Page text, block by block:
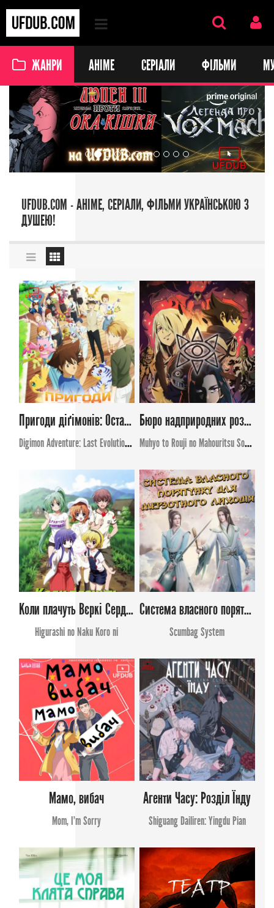
ЖАНРИ АНІМЕ СЕРІАЛИ ФІЛЬМИ
Previous Next
UFDUB.COM - АНІМЕ, СЕРІАЛИ, ФІЛЬМИ УКРАЇНСЬКОЮ З
ДУШЕЮ!
Пригоди діґімонів: Остання еволюція
Digimon Adventure: Last Evolution Kizuna
Бюро надприродних розслідувань Мухьо та Роджі 2
Muhyo to Rouji no Mahouritsu Soudan Jimusho 2
Коли плачуть Вєркі Сердючкі
Higurashi no Naku Koro ni
Система власного порятунку для мерзотного лиходія
Scumbag System
Мамо, вибач
Mom, I'm Sorry
Агенти Часу: Розділ Їнду
Shiguang Dailiren: Yingdu Pian